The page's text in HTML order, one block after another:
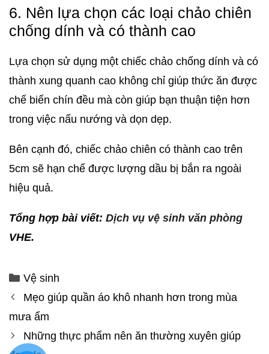
6. Nên lựa chọn các loại chảo chiên
chống dính và có thành cao
Lựa chọn sử dụng một chiếc chảo chống dính và có
thành xung quanh cao không chỉ giúp thức ăn được
chế biến chín đều mà còn giúp bạn thuận tiện hơn
trong việc nấu nướng và dọn dẹp.
Bên cạnh đó, chiếc chảo chiên có thành cao trên
5cm sẽ hạn chế được lượng dầu bị bắn ra ngoài
hiệu quả.
Tổng hợp bài viết: Dịch vụ vệ sinh văn phòng
VHE.
Vệ sinh
Mẹo giúp quần áo khô nhanh hơn trong mùa
mưa ẩm
Những thực phẩm nên ăn thường xuyên giúp